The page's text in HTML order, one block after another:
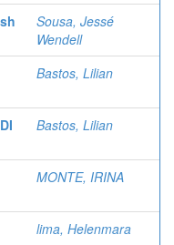
Sousa, Jessé
Wendell
Bastos, Lilian
Bastos, Lilian
MONTE, IRINA
lima, Helenmara